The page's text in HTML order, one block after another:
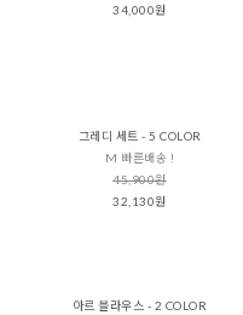
34,000원
그레디 세트 - 5 COLOR
M 빠른배송 !
45,900원
32,130원
아르 블라우스 - 2 COLOR